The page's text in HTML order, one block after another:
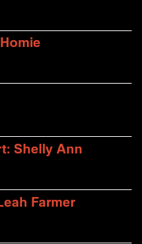
Shelly Ann
Farmer